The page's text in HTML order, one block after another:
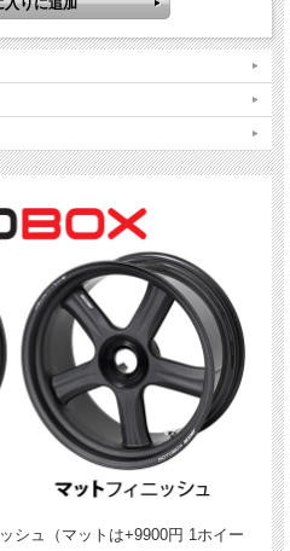
シュ（マットは+9900円 1ホイー